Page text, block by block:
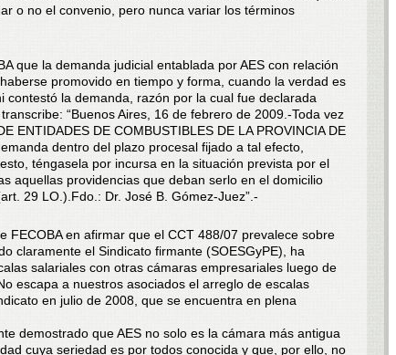
o no el convenio, pero nunca variar los términos
que la demanda judicial entablada por AES con relación
promovido en tiempo y forma, cuando la verdad es
la demanda, razón por la cual fue declarada
“Buenos Aires, 16 de febrero de 2009.-Toda vez
ENTIDADES DE COMBUSTIBLES DE LA PROVINCIA DE
dentro del plazo procesal fijado a tal efecto,
téngasela por incursa en la situación prevista por el
aquellas providencias que deban serlo en el domicilio
29 LO.).Fdo.: Dr. José B. Gómez-Juez”.-
FECOBA en afirmar que el CCT 488/07 prevalece sobre
claramente el Sindicato firmante (SOESGyPE), ha
salariales con otras cámaras empresariales luego de
escapa a nuestros asociados el arreglo de escalas
en julio de 2008, que se encuentra en plena
demostrado que AES no solo es la cámara más antigua
cuya seriedad es por todos conocida y que, por ello, no